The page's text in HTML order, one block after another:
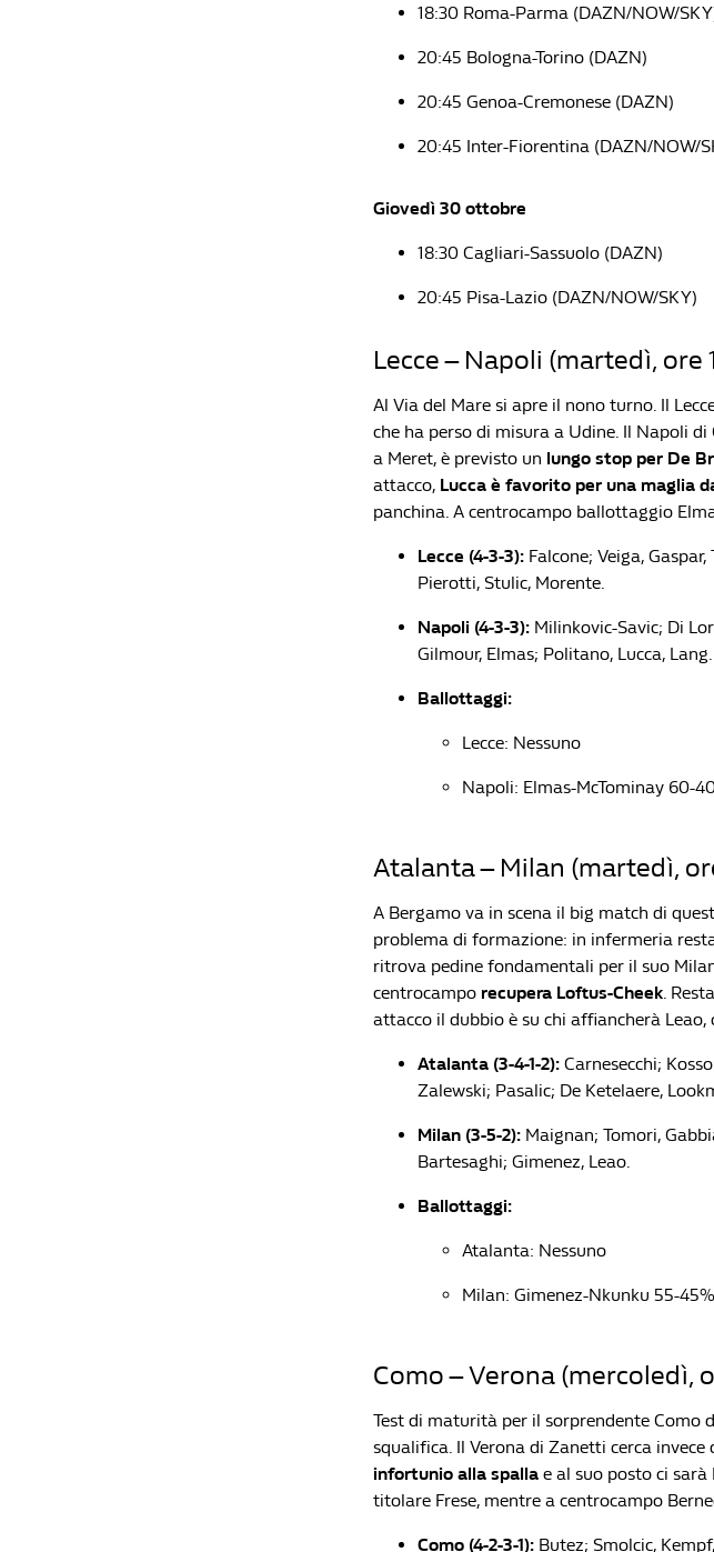
18:30 Roma-Parma (DAZN/NOW/
20:45 Bologna-Torino (DAZN)
20:45 Genoa-Cremonese (DAZN)
20:45 Inter-Fiorentina (DAZN/NOW/
Giovedì 30 ottobre
18:30 Cagliari-Sassuolo (DAZN)
20:45 Pisa-Lazio (DAZN/NOW/SKY)
Lecce – Napoli (martedì, ore
Al Via del Mare si apre il nono turno. Il
che ha perso di misura a Udine. Il Napoli
a Meret, è previsto un lungo stop per De
attacco, Lucca è favorito per una maglia
panchina. A centrocampo ballottaggio
Lecce (4-3-3): Falcone; Veiga,
Pierotti, Stulic, Morente.
Napoli (4-3-3): Milinkovic-Savic; Di
Gilmour, Elmas; Politano, Lucca, Lang.
Ballottaggi:
Lecce: Nessuno
Napoli: Elmas-McTominay 60-
Atalanta – Milan (martedì,
A Bergamo va in scena il big match di
problema di formazione: in infermeria
ritrova pedine fondamentali per il suo
centrocampo recupera Loftus-Cheek.
attacco il dubbio è su chi affiancherà
Atalanta (3-4-1-2): Carnesecchi;
Zalewski; Pasalic; De Ketelaere,
Milan (3-5-2): Maignan; Tomori,
Bartesaghi; Gimenez, Leao.
Ballottaggi:
Atalanta: Nessuno
Milan: Gimenez-Nkunku 55-
Como – Verona (mercoledì,
Test di maturità per il sorprendente Como
squalifica. Il Verona di Zanetti cerca invece
infortunio alla spalla e al suo posto ci
titolare Frese, mentre a centrocampo
Como (4-2-3-1): Butez; Smolcic,